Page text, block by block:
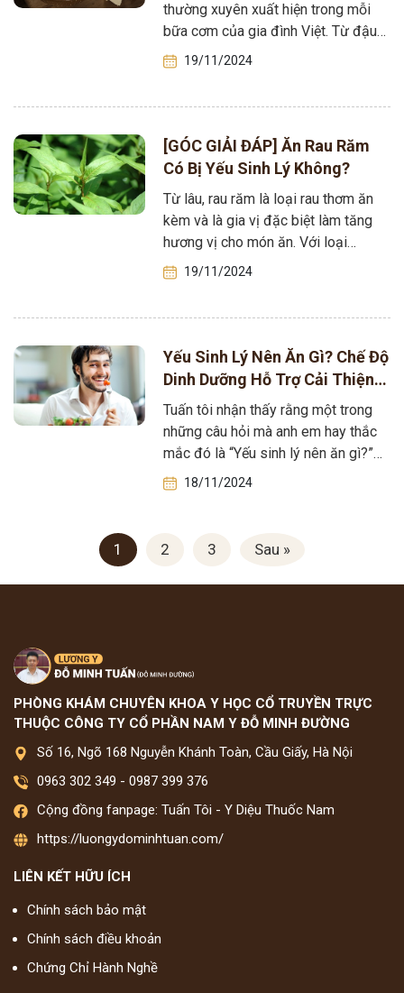
thường xuyên xuất hiện trong mỗi
bữa cơm của gia đình Việt. Từ đậu
phụ bạn có…
19/11/2024
[GÓC GIẢI ĐÁP] Ăn Rau Răm
Có Bị Yếu Sinh Lý Không?
Từ lâu, rau răm là loại rau thơm ăn
kèm và là gia vị đặc biệt làm tăng
hương vị cho món ăn. Với loại…
19/11/2024
Yếu Sinh Lý Nên Ăn Gì? Chế Độ
Dinh Dưỡng Hỗ Trợ Cải Thiện
Sinh Lý
Tuấn tôi nhận thấy rằng một trong
những câu hỏi mà anh em hay thắc
mắc đó là “Yếu sinh lý nên ăn gì?”
Đây…18/11/2024
1 2 3 Sau »
PHÒNG KHÁM CHUYÊN KHOA Y HỌC CỔ TRUYỀN TRỰC
THUỘC CÔNG TY CỔ PHẦN NAM Y ĐỖ MINH ĐƯỜNG
Số 16, Ngõ 168 Nguyễn Khánh Toàn, Cầu Giấy, Hà Nội
0963 302 349 - 0987 399 376
Cộng đồng fanpage: Tuấn Tôi - Y Diệu Thuốc Nam
https://luongydominhtuan.com/
LIÊN KẾT HỮU ÍCH
Chính sách bảo mật
Chính sách điều khoản
Chứng Chỉ Hành Nghề